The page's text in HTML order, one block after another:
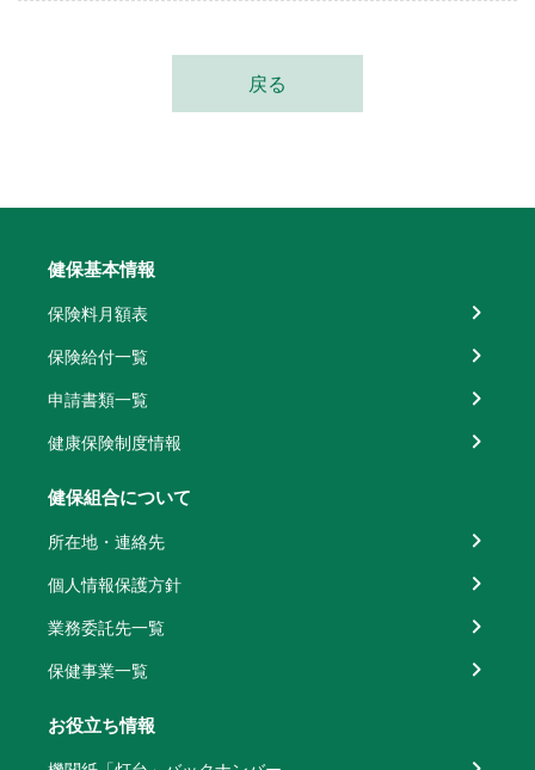
戻る
健保基本情報
保険料月額表
保険給付一覧
申請書類一覧
健康保険制度情報
健保組合について
所在地・連絡先
個人情報保護方針
業務委託先一覧
保健事業一覧
お役立ち情報